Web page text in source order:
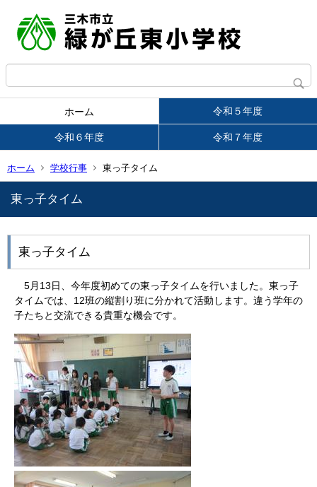
ホーム 令和５年度
令和６年度 令和７年度
ホーム 学校行事 東っ子タイム
東っ子タイム
東っ子タイム
5月13日、今年度初めての東っ子タイムを行いました。東っ子
タイムでは、12班の縦割り班に分かれて活動します。違う学年の
子たちと交流できる貴重な機会です。